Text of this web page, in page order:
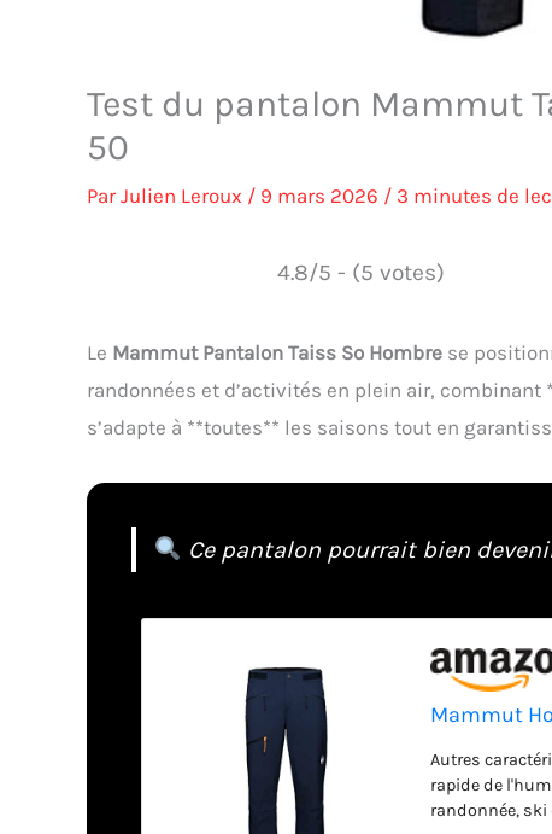
Test du pantalon Mammut
50
ParJulien Leroux / 9 mars 2026 / 3 minutes de
4.8/5 - (5 votes)
Le Mammut Pantalon Taiss So Hombre se
randonnées et d’activités en plein air,
s’adapte à **toutes** les saisons tout en
Ce pantalon pourrait bien
Mammut
Autres
rapide de
randonnée, ski